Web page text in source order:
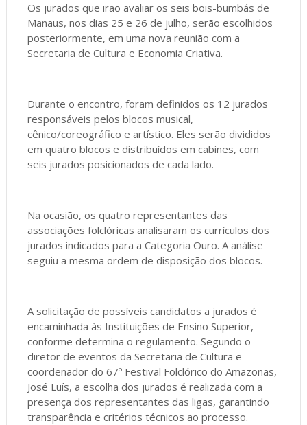
Os jurados que irão avaliar os seis bois-bumbás de
Manaus, nos dias 25 e 26 de julho, serão escolhidos
posteriormente, em uma nova reunião com a
Secretaria de Cultura e Economia Criativa.
Durante o encontro, foram definidos os 12 jurados
responsáveis pelos blocos musical,
cênico/coreográfico e artístico. Eles serão divididos
em quatro blocos e distribuídos em cabines, com
seis jurados posicionados de cada lado.
Na ocasião, os quatro representantes das
associações folclóricas analisaram os currículos dos
jurados indicados para a Categoria Ouro. A análise
seguiu a mesma ordem de disposição dos blocos.
A solicitação de possíveis candidatos a jurados é
encaminhada às Instituições de Ensino Superior,
conforme determina o regulamento. Segundo o
diretor de eventos da Secretaria de Cultura e
coordenador do 67º Festival Folclórico do Amazonas,
José Luís, a escolha dos jurados é realizada com a
presença dos representantes das ligas, garantindo
transparência e critérios técnicos ao processo.